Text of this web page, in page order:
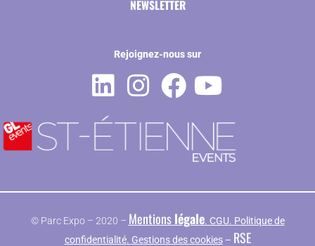
NEWSLETTER
Rejoignez-nous sur
© Parc Expo – 2020 – Mentionslégale. CGU. Politique de
confidentialité. Gestions des cookies– RSE